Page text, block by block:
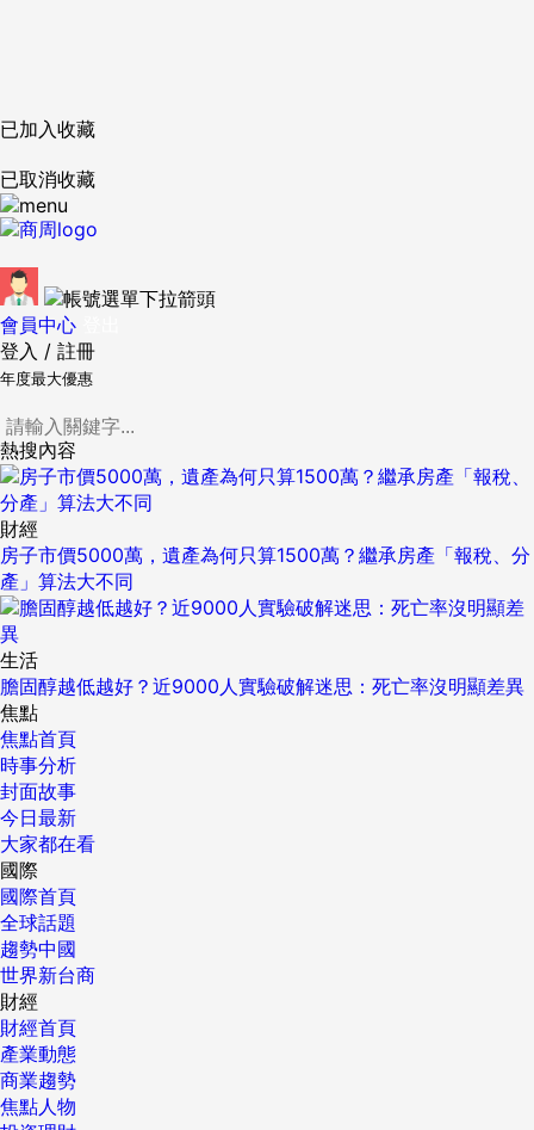
已加入收藏
已取消收藏
會員中心
登入 / 註冊
年度最大優惠
熱搜內容
財經
房子市價5000萬，遺產為何只算1500萬？繼承房產「報稅、分
產」算法大不同
生活
膽固醇越低越好？近9000人實驗破解迷思：死亡率沒明顯差異
焦點
焦點首頁
時事分析
封面故事
今日最新
大家都在看
國際
國際首頁
全球話題
趨勢中國
世界新台商
財經
財經首頁
產業動態
商業趨勢
焦點人物